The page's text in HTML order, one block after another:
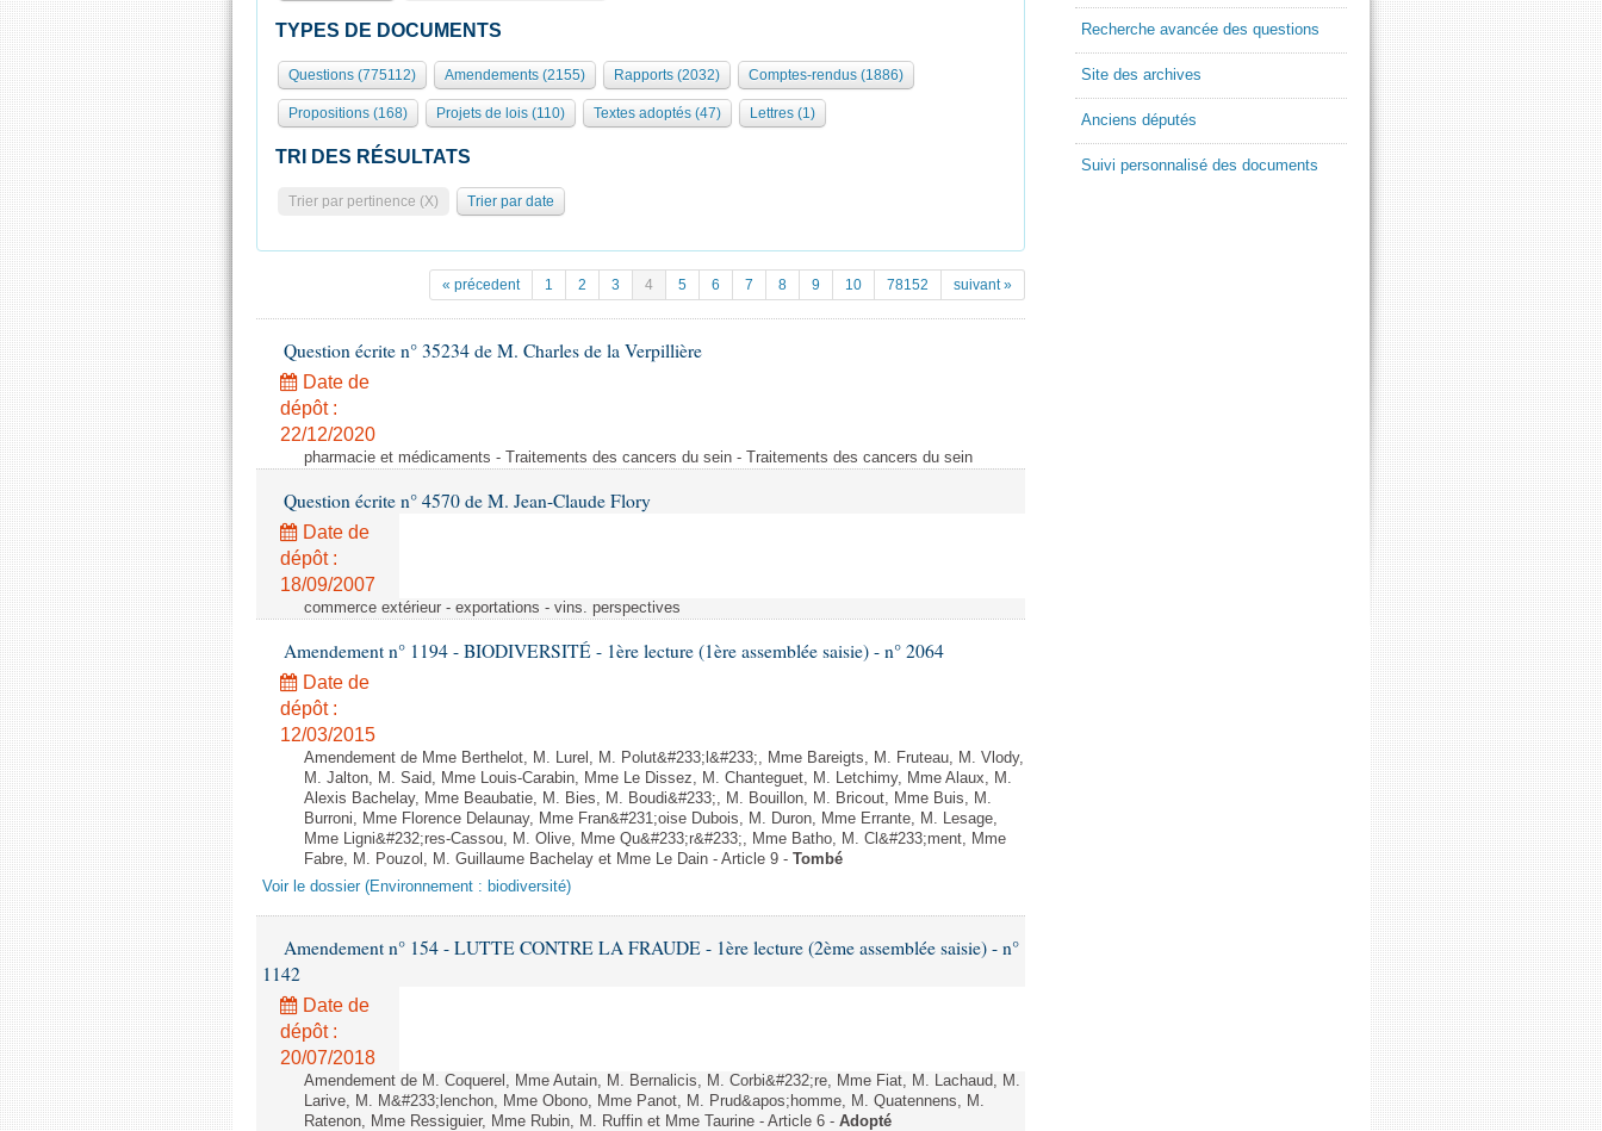
TYPES DE DOCUMENTS
Questions (775112) Amendements (2155) Rapports (2032) Comptes-rendus (1886)
Propositions (168) Projets de lois (110) Textes adoptés (47) Lettres (1)
TRI DES RÉSULTATS
Trier par pertinence (X) Trier par date
« précedent 1 2 3 4 5 6 7 8 9 10 78152 suivant »
Question écrite n° 35234 de M. Charles de la Verpillière
Date de
dépôt :
22/12/2020
pharmacie et médicaments - Traitements des cancers du sein - Traitements des cancers du sein
Question écrite n° 4570 de M. Jean-Claude Flory
Date de
dépôt :
18/09/2007
commerce extérieur - exportations - vins. perspectives
Amendement n° 1194 - BIODIVERSITÉ - 1ère lecture (1ère assemblée saisie) - n° 2064
Date de
dépôt :
12/03/2015
Amendement de Mme Berthelot, M. Lurel, M. Polut&#233;l&#233;, Mme Bareigts, M. Fruteau, M. Vlody,
M. Jalton, M. Said, Mme Louis-Carabin, Mme Le Dissez, M. Chanteguet, M. Letchimy, Mme Alaux, M.
Alexis Bachelay, Mme Beaubatie, M. Bies, M. Boudi&#233;, M. Bouillon, M. Bricout, Mme Buis, M.
Burroni, Mme Florence Delaunay, Mme Fran&#231;oise Dubois, M. Duron, Mme Errante, M. Lesage,
Mme Ligni&#232;res-Cassou, M. Olive, Mme Qu&#233;r&#233;, Mme Batho, M. Cl&#233;ment, Mme
Fabre, M. Pouzol, M. Guillaume Bachelay et Mme Le Dain - Article 9 - Tombé
Voir le dossier (Environnement : biodiversité)
Amendement n° 154 - LUTTE CONTRE LA FRAUDE - 1ère lecture (2ème assemblée saisie) - n°
1142
Date de
dépôt :
20/07/2018
Amendement de M. Coquerel, Mme Autain, M. Bernalicis, M. Corbi&#232;re, Mme Fiat, M. Lachaud, M.
Larive, M. M&#233;lenchon, Mme Obono, Mme Panot, M. Prud&apos;homme, M. Quatennens, M.
Ratenon, Mme Ressiguier, Mme Rubin, M. Ruffin et Mme Taurine - Article 6 - Adopté
Recherche avancée des questions
Site des archives
Anciens députés
Suivi personnalisé des documents